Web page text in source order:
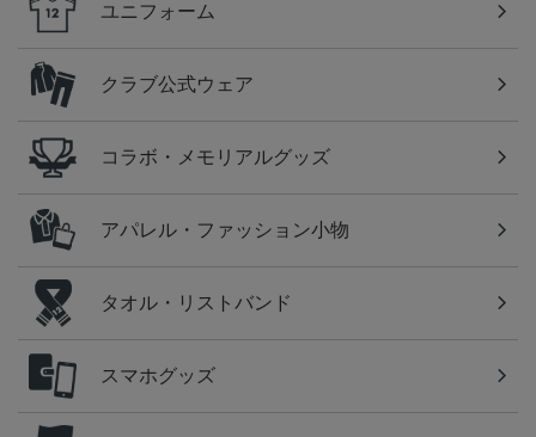
ユニフォーム
クラブ公式ウェア
コラボ・メモリアルグッズ
アパレル・ファッション小物
タオル・リストバンド
スマホグッズ